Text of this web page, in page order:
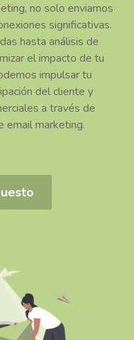
no solo enviamos
significativas.
hasta análisis de
el impacto de tu
impulsar tu
del cliente y
a través de
email marketing.